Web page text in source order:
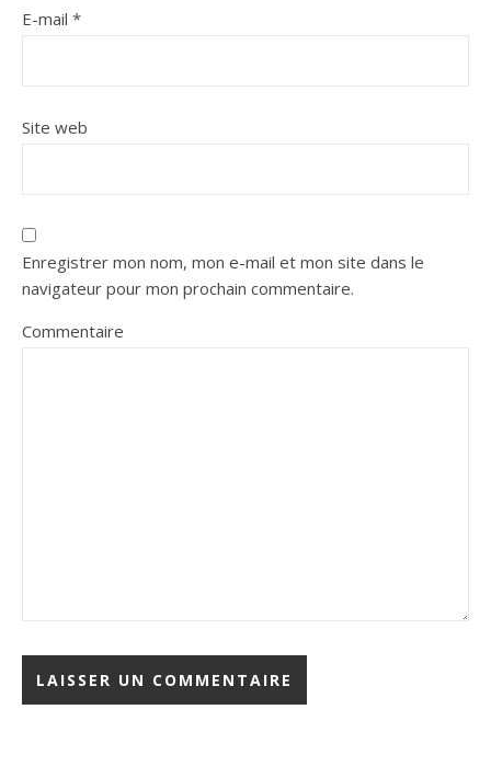
E-mail *
Site web
Enregistrer mon nom, mon e-mail et mon site dans le
navigateur pour mon prochain commentaire.
Commentaire